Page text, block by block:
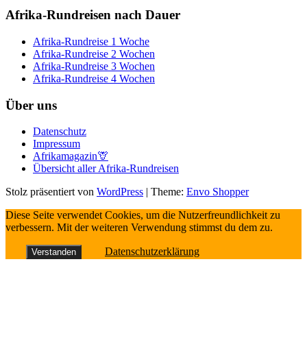
Afrika-Rundreisen nach Dauer
Afrika-Rundreise 1 Woche
Afrika-Rundreise 2 Wochen
Afrika-Rundreise 3 Wochen
Afrika-Rundreise 4 Wochen
Über uns
Datenschutz
Impressum
Afrikamagazin🦒
Übersicht aller Afrika-Rundreisen
Stolz präsentiert von WordPress Theme: Envo Shopper
Diese Seite verwendet Cookies, um die Nutzerfreundlichkeit zu
verbessern. Mit der weiteren Verwendung stimmst du dem zu.
Verstanden Datenschutzerklärung